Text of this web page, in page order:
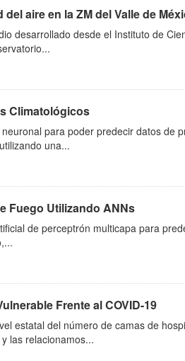
aire en la ZM del Valle de
desarrollado desde el Instituto de
Climatológicos
para poder predecir datos de
una...
Fuego Utilizando ANNs
de perceptrón multicapa para
Frente al COVID-19
estatal del número de camas de
las relacionamos...